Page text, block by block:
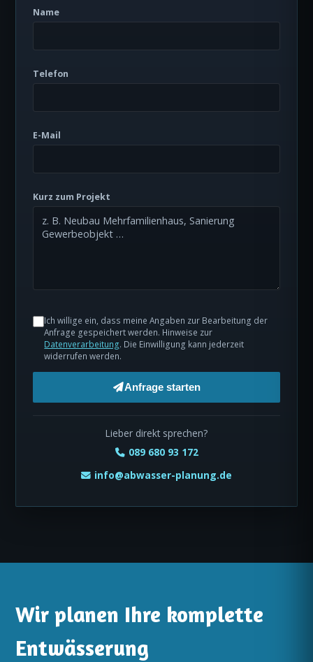
Name
Telefon
E-Mail
Kurz zum Projekt
Ich willige ein, dass meine Angaben zur Bearbeitung der
Anfrage gespeichert werden. Hinweise zur
Datenverarbeitung. Die Einwilligung kann jederzeit
widerrufen werden.
Anfrage starten
Lieber direkt sprechen?
089 680 93 172
info@abwasser-planung.de
Wir planen Ihre komplette
Entwässerung